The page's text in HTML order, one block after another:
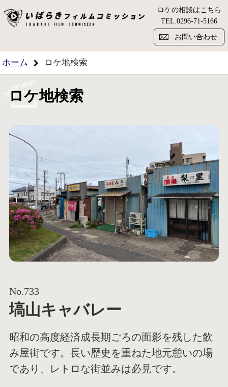
い
ロケの相談はこちら
TEL.0296-71-5166
お問い合わせ
ホーム ロケ地検索
ロケ地検索
No.733
塙山キャバレー
昭和の高度経済成長期ごろの面影を残した飲
み屋街です。長い歴史を重ねた地元憩いの場
であり、レトロな街並みは必見です。